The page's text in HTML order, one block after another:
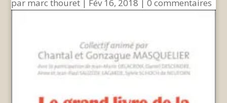
par marc thouret Fév 16, 2018 0 commentaires